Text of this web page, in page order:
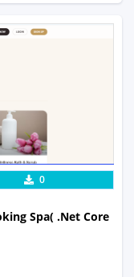
Xem Thực Tế
0
Spa( .Net Core